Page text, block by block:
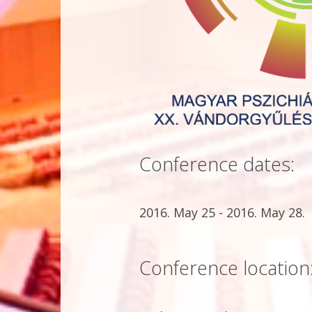
Conference dates:
2016. May 25 - 2016. May 28.
Conference